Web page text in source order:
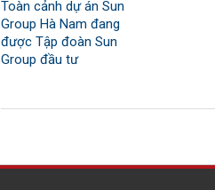
Toàn cảnh dự án Sun
Group Hà Nam đang
được Tập đoàn Sun
Group đầu tư